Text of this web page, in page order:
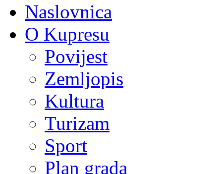
Naslovnica
O Kupresu
Povijest
Zemljopis
Kultura
Turizam
Sport
Plan grada